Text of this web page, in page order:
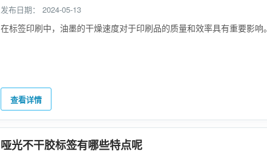
发布日期： 2024-05-13
在标签印刷中，油墨的干燥速度对于印刷品的质量和效率具有重要影响。
查看详情
哑光不干胶标签有哪些特点呢